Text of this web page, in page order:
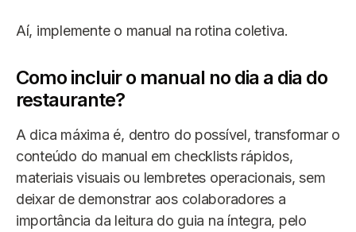
Aí, implemente o manual na rotina coletiva.
Como incluir o manual no dia a dia do
restaurante?
A dica máxima é, dentro do possível, transformar o
conteúdo do manual em checklists rápidos,
materiais visuais ou lembretes operacionais, sem
deixar de demonstrar aos colaboradores a
importância da leitura do guia na íntegra, pelo